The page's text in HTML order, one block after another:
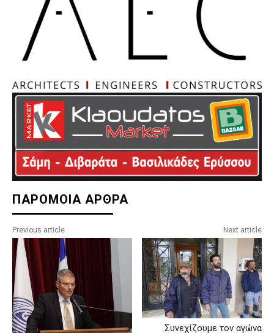
ΠΑΡΟΜΟΙΑ ΑΡΘΡΑ
Previous article Next article
Συνεχίζουμε τον αγώνα